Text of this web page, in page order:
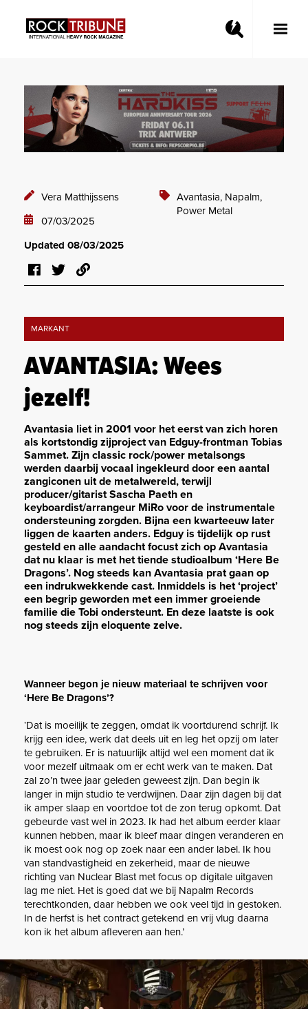
Toggle
Vera Matthijssens
07/03/2025
Avantasia, Napalm,
Power Metal
Updated 08/03/2025
MARKANT
AVANTASIA: Wees
jezelf!
Avantasia liet in 2001 voor het eerst van zich horen
als kortstondig zijproject van Edguy-frontman Tobias
Sammet. Zijn classic rock/power metalsongs
werden daarbij vocaal ingekleurd door een aantal
zangiconen uit de metalwereld, terwijl
producer/gitarist Sascha Paeth en
keyboardist/arrangeur MiRo voor de instrumentale
ondersteuning zorgden. Bijna een kwarteeuw later
liggen de kaarten anders. Edguy is tijdelijk op rust
gesteld en alle aandacht focust zich op Avantasia
dat nu klaar is met het tiende studioalbum ‘Here Be
Dragons’. Nog steeds kan Avantasia prat gaan op
een indrukwekkende cast. Inmiddels is het ‘project’
een begrip geworden met een immer groeiende
familie die Tobi ondersteunt. En deze laatste is ook
nog steeds zijn eloquente zelve.
Wanneer begon je nieuw materiaal te schrijven voor
‘Here Be Dragons’?
‘Dat is moeilijk te zeggen, omdat ik voortdurend schrijf. Ik
krijg een idee, werk dat deels uit en leg het opzij om later
te gebruiken. Er is natuurlijk altijd wel een moment dat ik
voor mezelf uitmaak om er echt werk van te maken. Dat
zal zo’n twee jaar geleden geweest zijn. Dan begin ik
langer in mijn studio te verdwijnen. Daar zijn dagen bij dat
ik amper slaap en voortdoe tot de zon terug opkomt. Dat
gebeurde vast wel in 2023. Ik had het album eerder klaar
kunnen hebben, maar ik bleef maar dingen veranderen en
ik moest ook nog op zoek naar een ander label. Ik hou
van standvastigheid en zekerheid, maar de nieuwe
richting van Nuclear Blast met focus op digitale uitgaven
lag me niet. Het is goed dat we bij Napalm Records
terechtkonden, daar hebben we ook veel tijd in gestoken.
In de herfst is het contract getekend en vrij vlug daarna
kon ik het album afleveren aan hen.’